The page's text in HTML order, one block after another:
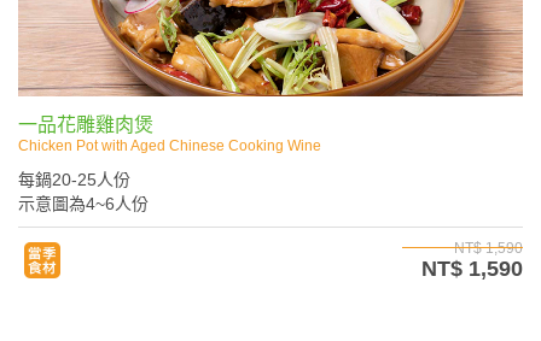
一品花雕雞肉煲
Chicken Pot with Aged Chinese Cooking Wine
每鍋20-25人份
示意圖為4~6人份
NT$ 1,590
NT$ 1,590